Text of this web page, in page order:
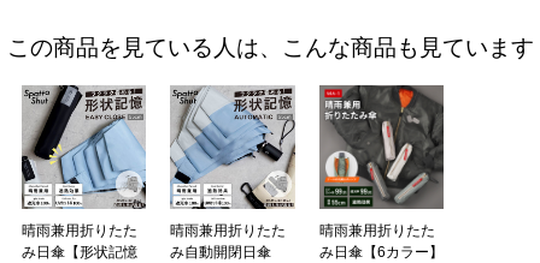
この商品を見ている人は、こんな商品も見ています
晴雨兼用折りたた
み日傘【形状記憶
晴雨兼用折りたた
み自動開閉日傘
晴雨兼用折りたた
み日傘【6カラー】